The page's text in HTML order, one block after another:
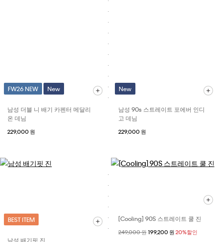
FW26 NEW New
남성 더블 니 배기 카펜터 메달리
온 데님
229,000 원
New
남성 90s 스트레이트 포에버 인디
고 데님
229,000 원
BEST ITEM
남성 배기핏 진
[Cooling] 90S 스트레이트 쿨 진
할인 전 가격
249,000 원할인된 가격
199,200 원 20%할인